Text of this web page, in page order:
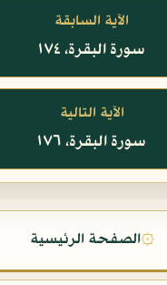
الآية السابقة
سورة البقرة، ١٧٤
الآية التالية
سورة البقرة، ١٧٦
۞الصفحة الرئيسية